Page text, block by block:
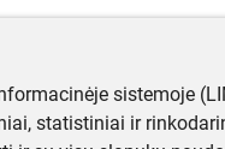
sistemoje
statistiniai ir